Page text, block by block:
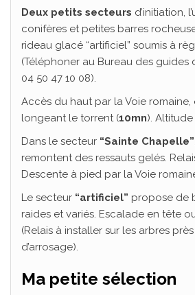
Deux petits secteurs d’initiation,
conifères et petites barres
rideau glacé “artificiel” soumis à
(Téléphoner au Bureau des guides
04 50 47 10 08).
Accès du haut par la Voie romaine,
longeant le torrent (10mn). Altitude
Dans le secteur “Sainte Chapelle”
remontent des ressauts gelés.
Descente à pied par la Voie
Le secteur “artificiel” propose de
raides et variés. Escalade en tête
(Relais à installer sur les arbres
d’arrosage).
Ma petite sélection